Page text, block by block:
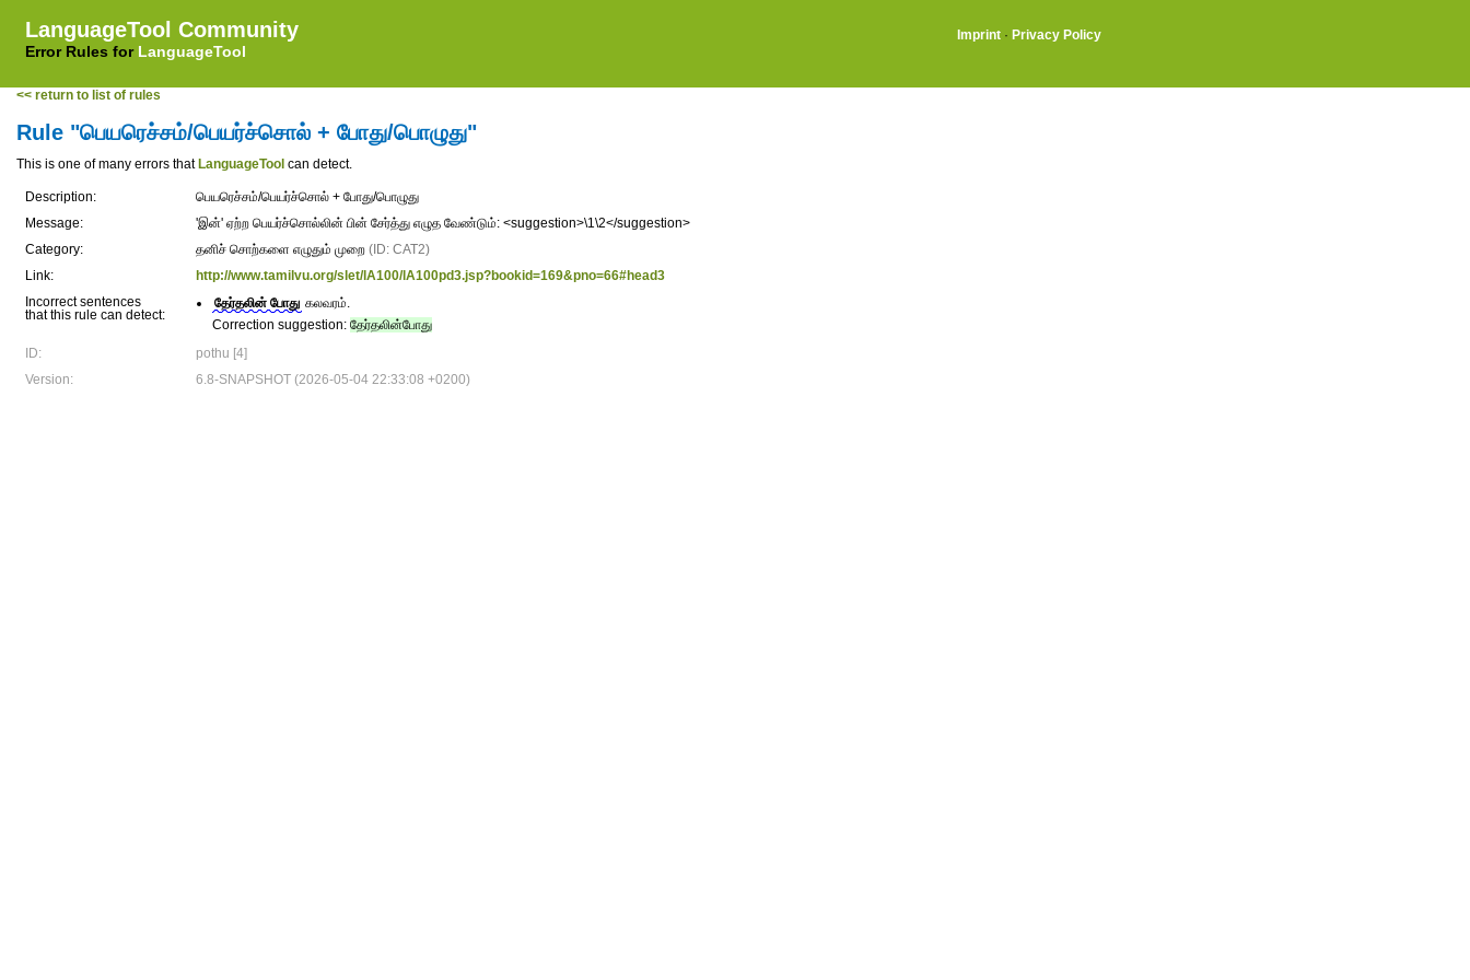
LanguageTool Community
Error Rules for LanguageTool
Imprint · Privacy Policy
<< return to list of rules
Rule "பெயரெச்சம்/பெயர்ச்சொல் + போது/பொழுது"
This is one of many errors that LanguageTool can detect.
Description:
பெயரெச்சம்/பெயர்ச்சொல் + போது/பொழுது
Message:
'இன்' ஏற்ற பெயர்ச்சொல்லின் பின் சேர்த்து எழுத வேண்டும்: <suggestion>\1\2</suggestion>
Category:
தனிச் சொற்களை எழுதும் முறை (ID: CAT2)
Link:
http://www.tamilvu.org/slet/lA100/lA100pd3.jsp?bookid=169&pno=66#head3
Incorrect sentences
that this rule can detect:
தேர்தலின் போது கலவரம்.
Correction suggestion: தேர்தலின்போது
ID:
pothu [4]
Version:
6.8-SNAPSHOT (2026-05-04 22:33:08 +0200)